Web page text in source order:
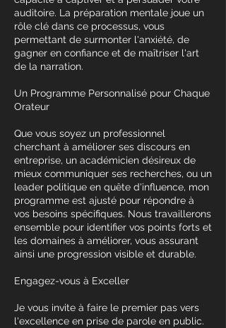
auditoire. La préparation mentale joue un
rôle clé dans ce processus, vous
permettant de surmonter l'anxiété, de
gagner en confiance et de maîtriser l'art
de la narration.
Un Programme Personnalisé pour Chaque
Orateur
Que vous soyez un professionnel
cherchant à améliorer ses discours en
entreprise, un académicien désireux de
mieux communiquer ses recherches, ou un
leader politique en quête d'influence, mon
programme est ajusté pour répondre à
vos besoins spécifiques. Nous travaillerons
ensemble pour identifier vos points forts et
les domaines à améliorer, vous assurant
ainsi une progression visible et durable.
Engagez-vous à Exceller
Je vous invite à faire le premier pas vers
l'excellence en prise de parole en public.